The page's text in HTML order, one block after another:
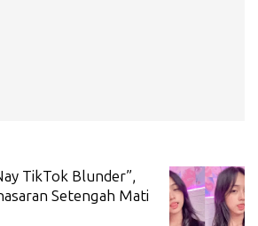
TikTok Blunder”,
Setengah Mati